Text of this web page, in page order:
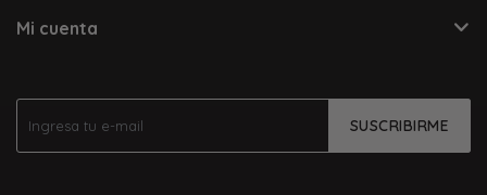
SUSCRIBIRME
Mi cuenta